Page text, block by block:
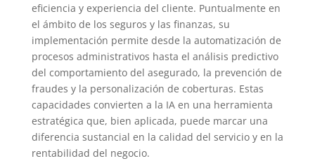
eficiencia y experiencia del cliente. Puntualmente en
el ámbito de los seguros y las finanzas, su
implementación permite desde la automatización de
procesos administrativos hasta el análisis predictivo
del comportamiento del asegurado, la prevención de
fraudes y la personalización de coberturas. Estas
capacidades convierten a la IA en una herramienta
estratégica que, bien aplicada, puede marcar una
diferencia sustancial en la calidad del servicio y en la
rentabilidad del negocio.